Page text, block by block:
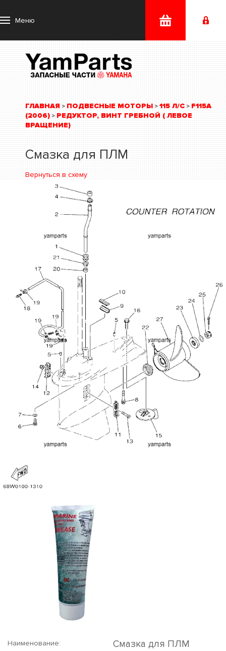
Меню
ГЛАВНАЯ > ПОДВЕСНЫЕ МОТОРЫ > 115 Л/С > F115A
(2006) > РЕДУКТОР, ВИНТ ГРЕБНОЙ ( ЛЕВОЕ
ВРАЩЕНИЕ)
Смазка для ПЛМ
Вернуться в схему
Наименование: Смазка для ПЛМ